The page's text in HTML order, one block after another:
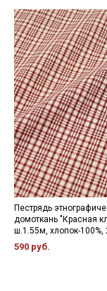
Пестрядь
домоткань "Красная
ш.1.55м, хлопок-100%,
590 руб.